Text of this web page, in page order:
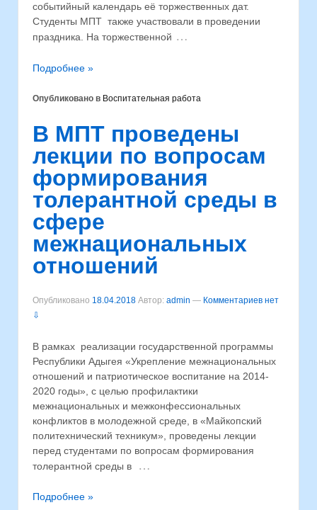
событийный календарь её торжественных дат.
Студенты МПТ также участвовали в проведении
праздника. На торжественной …
Подробнее »
Опубликовано в Воспитательная работа
В МПТ проведены
лекции по вопросам
формирования
толерантной среды в
сфере
межнациональных
отношений
Опубликовано 18.04.2018 Автор: admin — Комментариев нет
⇩
В рамках реализации государственной программы
Республики Адыгея «Укрепление межнациональных
отношений и патриотическое воспитание на 2014-
2020 годы», с целью профилактики
межнациональных и межконфессиональных
конфликтов в молодежной среде, в «Майкопский
политехнический техникум», проведены лекции
перед студентами по вопросам формирования
толерантной среды в
…
Подробнее »